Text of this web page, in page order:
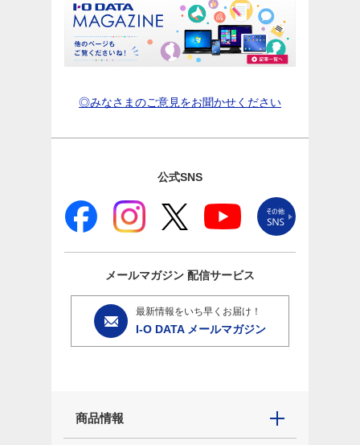
◎みなさまのご意見をお聞かせください
公式SNS
メールマガジン 配信サービス
最新情報をいち早くお届け！
I-O DATA メールマガジン
商品情報